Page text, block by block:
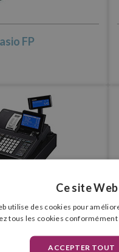
FP
PCR
Ce site
utilise des cookies pour
tous les cookies
ACCEPTER TOUT